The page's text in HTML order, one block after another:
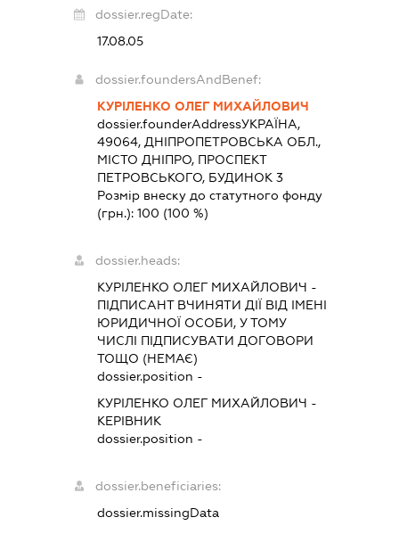
dossier.regDate:
17.08.05
dossier.foundersAndBenef:
КУРІЛЕНКО ОЛЕГ МИХАЙЛОВИЧ
dossier.founderAddressУКРАЇНА,
49064, ДНІПРОПЕТРОВСЬКА ОБЛ.,
МІСТО ДНІПРО, ПРОСПЕКТ
ПЕТРОВСЬКОГО, БУДИНОК 3
Розмір внеску до статутного фонду
(грн.): 100 (100 %)
dossier.heads:
КУРІЛЕНКО ОЛЕГ МИХАЙЛОВИЧ -
ПІДПИСАНТВЧИНЯТИ ДІЇ ВІД ІМЕНІ
ЮРИДИЧНОЇ ОСОБИ, У ТОМУ
ЧИСЛІ ПІДПИСУВАТИ ДОГОВОРИ
ТОЩО (НЕМАЄ)
dossier.position -
КУРІЛЕНКО ОЛЕГ МИХАЙЛОВИЧ -
КЕРІВНИК
dossier.position -
dossier.beneficiaries:
dossier.missingData